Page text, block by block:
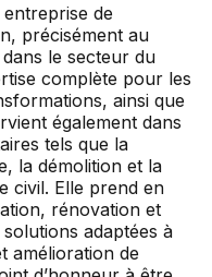
de
précisément au
le secteur du
complète pour les
ainsi que
également dans
tels que la
la démolition et la
civil. Elle prend en
rénovation et
adaptées à
amélioration de